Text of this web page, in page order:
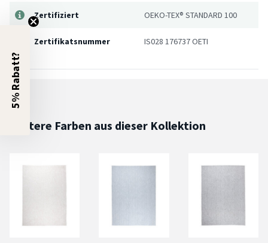
Zertifiziert OEKO-TEX® STANDARD 100
Zertifikatsnummer IS028 176737 OETI
Weitere Farben aus dieser Kollektion
5% Rabatt?